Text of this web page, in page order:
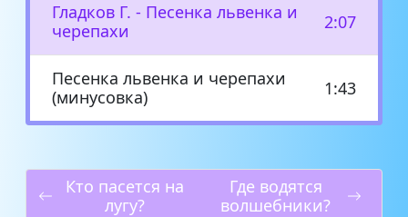
Гладков Г. - Песенка львенка и
черепахи
2:07
Песенка львенка и черепахи
(минусовка)
1:43
Кто пасется на
лугу?
Где водятся
волшебники?